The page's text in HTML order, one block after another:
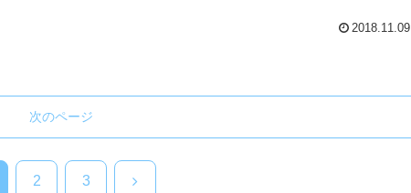
2018.11.09
次のページ
2 3 次